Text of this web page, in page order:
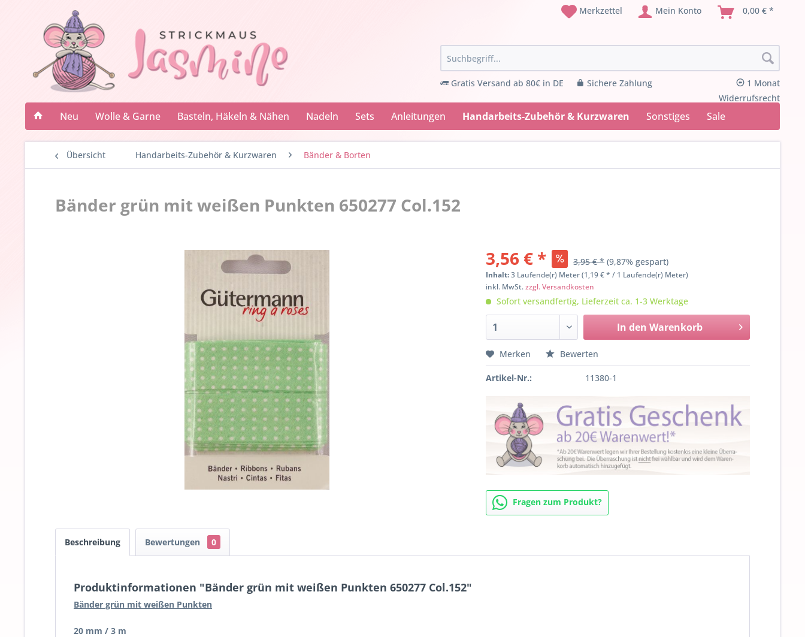
Merkzettel Mein Konto 0,00 € *
Gratis Versand ab 80€ in DE Sichere Zahlung
1 Monat
Widerrufsrecht
Neu Wolle & Garne Basteln, Häkeln & Nähen Nadeln Sets Anleitungen Handarbeits-Zubehör & Kurzwaren Sonstiges Sale
Übersicht Handarbeits-Zubehör & Kurzwaren Bänder & Borten
Bänder grün mit weißen Punkten 650277 Col.152
3,56 € * 3,95 € * (9,87% gespart)
Inhalt:3 Laufende(r) Meter (1,19 € * / 1 Laufende(r) Meter)
inkl. MwSt.zzgl. Versandkosten
Sofort versandfertig, Lieferzeit ca. 1-3 Werktage
In den Warenkorb
Merken Bewerten
Artikel-Nr.: 11380-1
Fragen zum Produkt?
Beschreibung Bewertungen 0
Produktinformationen "Bänder grün mit weißen Punkten 650277 Col.152"
Bänder grün mit weißen Punkten
20 mm / 3 m